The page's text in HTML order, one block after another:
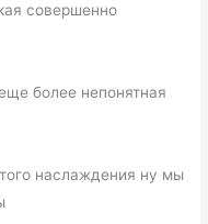
совершенно
более непонятная
наслаждения ну мы